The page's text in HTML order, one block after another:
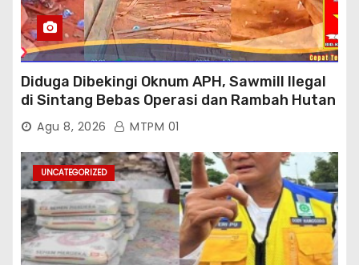
Diduga Dibekingi Oknum APH, Sawmill Ilegal
di Sintang Bebas Operasi dan Rambah Hutan
Lindung
Agu 8, 2026 MTPM 01
UNCATEGORIZED